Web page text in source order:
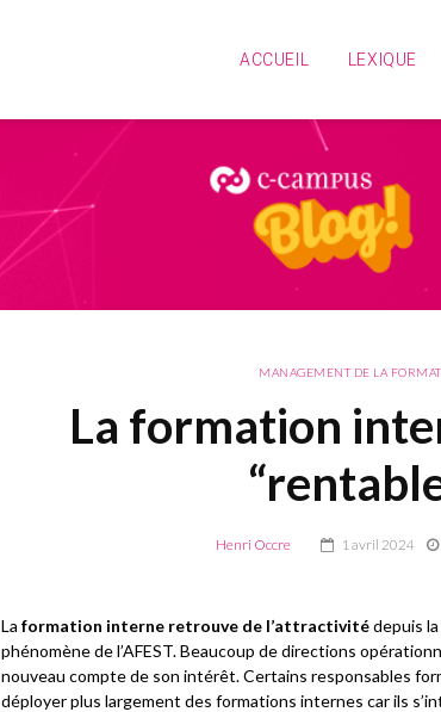
ACCUEIL LEXIQUE
MANAGEMENT DE LA
La formation
Henri Occre 1 avril 2024
La formation interne retrouve de l’attractivitédepuis
phénomène de l’AFEST. Beaucoup de directions
nouveau compte de son intérêt. Certains responsables
déployer plus largement des formations internes car ils